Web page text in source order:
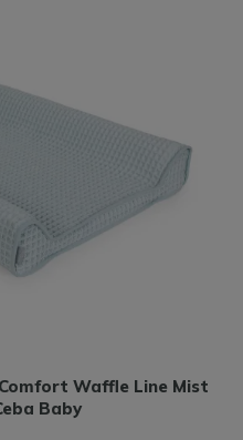
Waffle Line Mist
Baby